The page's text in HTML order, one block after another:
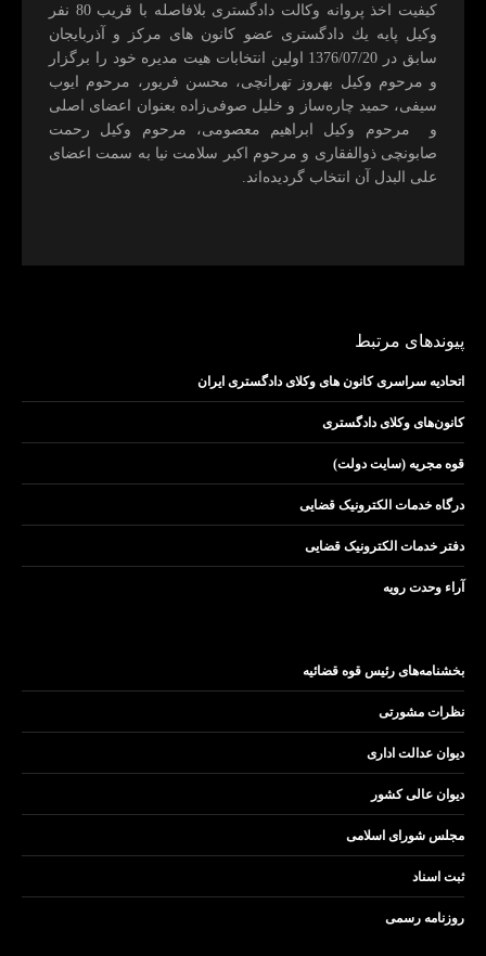
كيفيت اخذ پروانه وكالت دادگستری بلافاصله با قريب 80 نفر
وكيل پايه يك دادگستری عضو كانون های مركز و آذربايجان
سابق در 1376/07/20 اولين انتخابات هيت مديره خود را برگزار
و مرحوم وکیل بهروز تهرانچی، محسن فريور، مرحوم ايوب
سيفی، حميد چاره‌ساز و خليل صوفی‌زاده بعنوان اعضای اصلی
و مرحوم وکیل ابراهيم معصومی، مرحوم وکیل رحمت
صابونچی ذوالفقاری و مرحوم اكبر سلامت نيا به سمت اعضای
علی البدل آن انتخاب گرديده‌اند.
پیوندهای مرتبط
اتحادیه سراسری کانون های وکلای دادگستری ایران
کانون‌های وکلای دادگستری
قوه مجریه (سایت دولت)
درگاه خدمات الکترونیک قضایی
دفتر خدمات الکترونیک قضایی
آراء وحدت رویه
بخشنامه‌های رئیس قوه قضائیه
نظرات مشورتی
دیوان عدالت اداری
دیوان عالی کشور
مجلس شورای اسلامی
ثبت اسناد
روزنامه رسمی